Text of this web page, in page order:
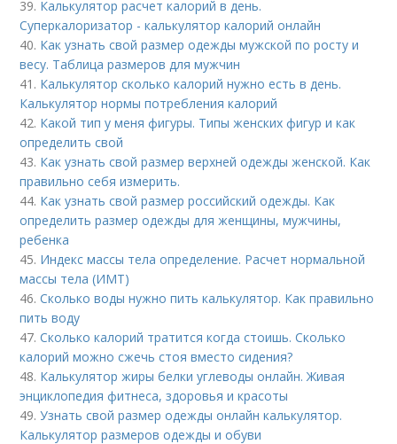
39. Калькулятор расчет калорий в день.
Суперкалоризатор - калькулятор калорий онлайн
40. Как узнать свой размер одежды мужской по росту и
весу. Таблица размеров для мужчин
41. Калькулятор сколько калорий нужно есть в день.
Калькулятор нормы потребления калорий
42. Какой тип у меня фигуры. Типы женских фигур и как
определить свой
43. Как узнать свой размер верхней одежды женской. Как
правильно себя измерить.
44. Как узнать свой размер российский одежды. Как
определить размер одежды для женщины, мужчины,
ребенка
45. Индекс массы тела определение. Расчет нормальной
массы тела (ИМТ)
46.Сколько воды нужно пить калькулятор. Как правильно
пить воду
47.Сколько калорий тратится когда стоишь. Сколько
калорий можно сжечь стоя вместо сидения?
48. Калькулятор жиры белки углеводы онлайн. Живая
энциклопедия фитнеса, здоровья и красоты
49.Узнать свой размер одежды онлайн калькулятор.
Калькулятор размеров одежды и обуви